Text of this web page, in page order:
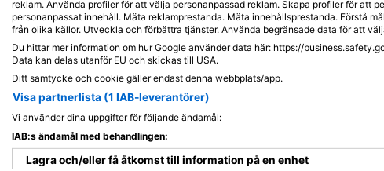
Närliggande Dykplatser
reklam. Använda profiler för att välja personanpassad reklam. Skapa profiler för att
personanpassat innehåll. Mäta reklamprestanda. Mäta innehållsprestanda. Förstå
från olika källor. Utveckla och förbättra tjänster. Använda begränsade data för att
Du hittar mer information om hur Google använder data här: https://
Data kan delas utanför EU och skickas till USA.
Ditt samtycke och cookie gäller endast denna webbplats/app.
Visa partnerlista (1 IAB-leverantörer)
Vi använder dina uppgifter för följande ändamål:
IAB:s ändamål med behandlingen:
Lagra och/eller få åtkomst till information på en enhet